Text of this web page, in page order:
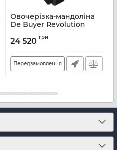
Овочерізка-мандоліна
De Buyer Revolution
см (2012.41)
Артикул:M21400458
24 520 грн
Передзамовлення